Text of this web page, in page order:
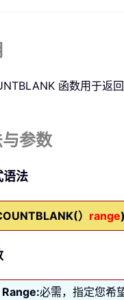
函数用于返
参数
语法
） range)
Range:必需，指定您希